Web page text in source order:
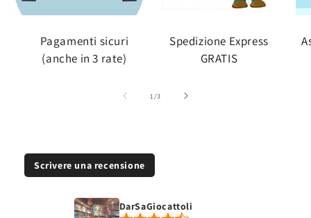
Pagamenti sicuri
(anche in 3 rate)
Spedizione Express
GRATIS
1/su
3
Scrivere una recensione
DarSaGiocattoli